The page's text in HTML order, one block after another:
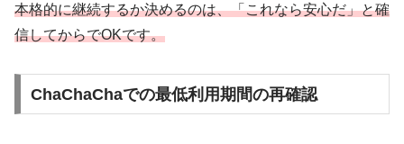
本格的に継続するか決めるのは、「これなら安心だ」と確
信してからでOKです。
ChaChaChaでの最低利用期間の再確認